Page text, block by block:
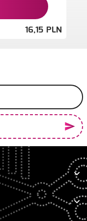
16,15 PLN